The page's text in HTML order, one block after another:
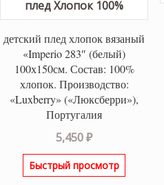
детский плед хлопок вязаный
«Imperio 283″ (белый)
100х150см. Состав: 100%
хлопок. Производство:
«Luxberry» («Люксберри»),
Португалия
5,450₽
Быстрый просмотр